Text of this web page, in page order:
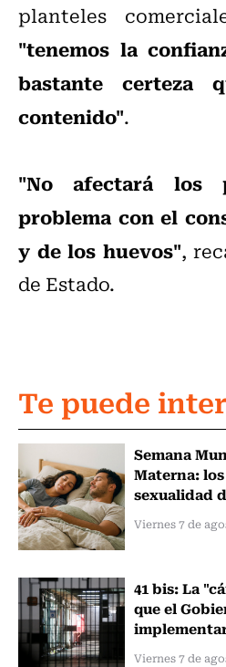
planteles
"tenemos la
bastante certeza
contenido".
"No afectará los
problema con el
y de los huevos",
de Estado.
Te puede
Semana
Materna:
sexualidad
Viernes 7 de
41 bis: La
que el
Viernes 7 de